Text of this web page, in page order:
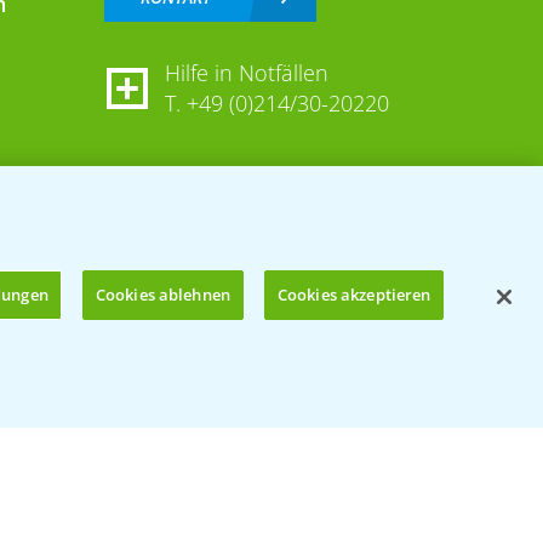
Hilfe in Notfällen
T. +49 (0)214/30-20220
Cookies ablehnen Cookies akzeptieren